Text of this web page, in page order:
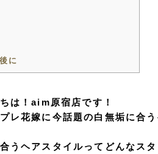
に
は！aim原宿店です！
レ花嫁に今話題の白無垢に合
うヘアスタイルってどんなスタ